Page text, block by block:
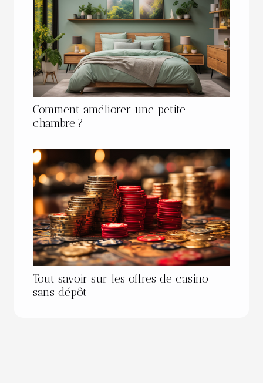
Comment améliorer une petite
chambre ?
Tout savoir sur les offres de casino
sans dépôt